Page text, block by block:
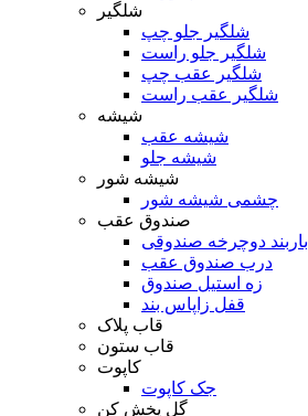
شلگیر
شلگیر جلو چپ
شلگیر جلو راست
شلگیر عقب چپ
شلگیر عقب راست
شیشه
شیشه عقب
شیشه جلو
شیشه شور
چشمی شیشه شور
صندوق عقب
باربند دوچرخه صندوقی
درب صندوق عقب
زه استیل صندوق
قفل زاپاس بند
قاب پلاک
قاب ستون
کاپوت
جک کاپوت
گل پخش کن